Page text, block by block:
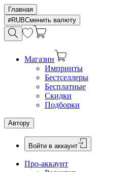
Главная
RUBСменить валюту
Магазин
Импринты
Бестселлеры
Бесплатные
Скидки
Подборки
Автору
Войти в аккаунт
Про-аккаунт